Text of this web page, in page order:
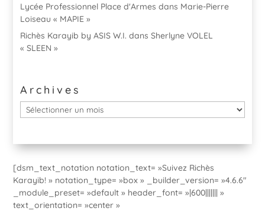
Lycée Professionnel Place d'Armes dans Marie-Pierre
Loiseau « MAPIE »
Richès Karayib by ASIS W.I. dansSherlyne VOLEL
« SLEEN »
Archives
Archives
[dsm_text_notation notation_text= »Suivez Richès
Karayib! » notation_type= »box » _builder_version= »4.6.6″
_module_preset= »default » header_font= »|600||||||| »
text_orientation= »center »